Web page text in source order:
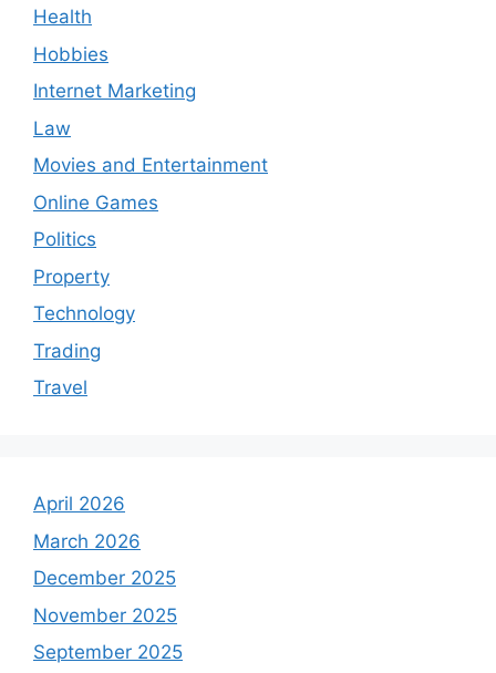
Health
Hobbies
Internet Marketing
Law
Movies and Entertainment
Online Games
Politics
Property
Technology
Trading
Travel
April 2026
March 2026
December 2025
November 2025
September 2025